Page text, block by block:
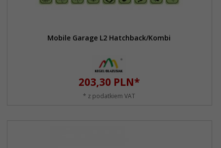
Mobile Garage L2 Hatchback/Kombi
203,30 PLN*
* z podatkiem VAT